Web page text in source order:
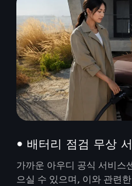
• 배터리 점검 무상
가까운 아우디 공식 서비스
으실 수 있으며, 이와 관련